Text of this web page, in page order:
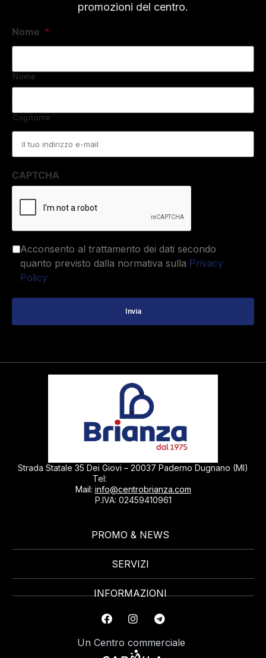
promozioni del centro.
Nome *
Nome
Cognome
CAPTCHA
Acconsento al trattamento dei dati secondo
quanto previsto dalla normativa sulla Privacy
Policy
Strada Statale 35 Dei Giovi – 20037 Paderno Dugnano (MI)
Tel:
Mail: info@centrobrianza.com
P.IVA: 02459410961
PROMO & NEWS
SERVIZI
INFORMAZIONI
Un Centro commerciale